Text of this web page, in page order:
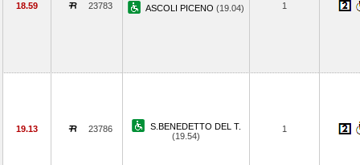
18.59 23783 ASCOLI PICENO (19.04) 1
19.13 23786
S.BENEDETTO DEL T.
(19.54)
1